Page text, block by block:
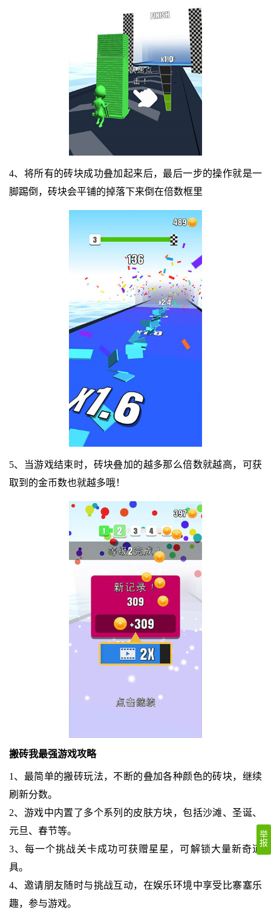
4、将所有的砖块成功叠加起来后，最后一步的操作就是一
脚踢倒，砖块会平铺的掉落下来倒在倍数框里
5、当游戏结束时，砖块叠加的越多那么倍数就越高，可获
取到的金币数也就越多哦！
搬砖我最强游戏攻略
1、最简单的搬砖玩法，不断的叠加各种颜色的砖块，继续
刷新分数。
2、游戏中内置了多个系列的皮肤方块，包括沙滩、圣诞、
元旦、春节等。
3、每一个挑战关卡成功可获赠星星，可解锁大量新奇道
具。
4、邀请朋友随时与挑战互动，在娱乐环境中享受比寨塞乐
趣，参与游戏。
举
报